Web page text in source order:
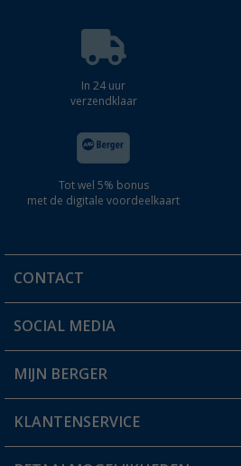
In 24 uur
verzendklaar
Tot wel 5% bonus
met de digitale voordeelkaart
CONTACT
Een vraag?
Winkel vinden
SOCIAL MEDIA
MIJN BERGER
Mijn account
KLANTENSERVICE